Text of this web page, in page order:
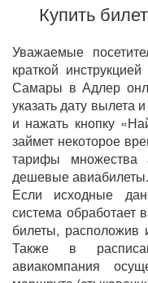
Купить
Уважаемые
краткой
Самары в Адлер
указать дату вылета
и нажать кнопку
займет некоторое
тарифы множества
дешевые авиабилеты.
Если исходные
система обработает
билеты,
Также в
авиакомпания